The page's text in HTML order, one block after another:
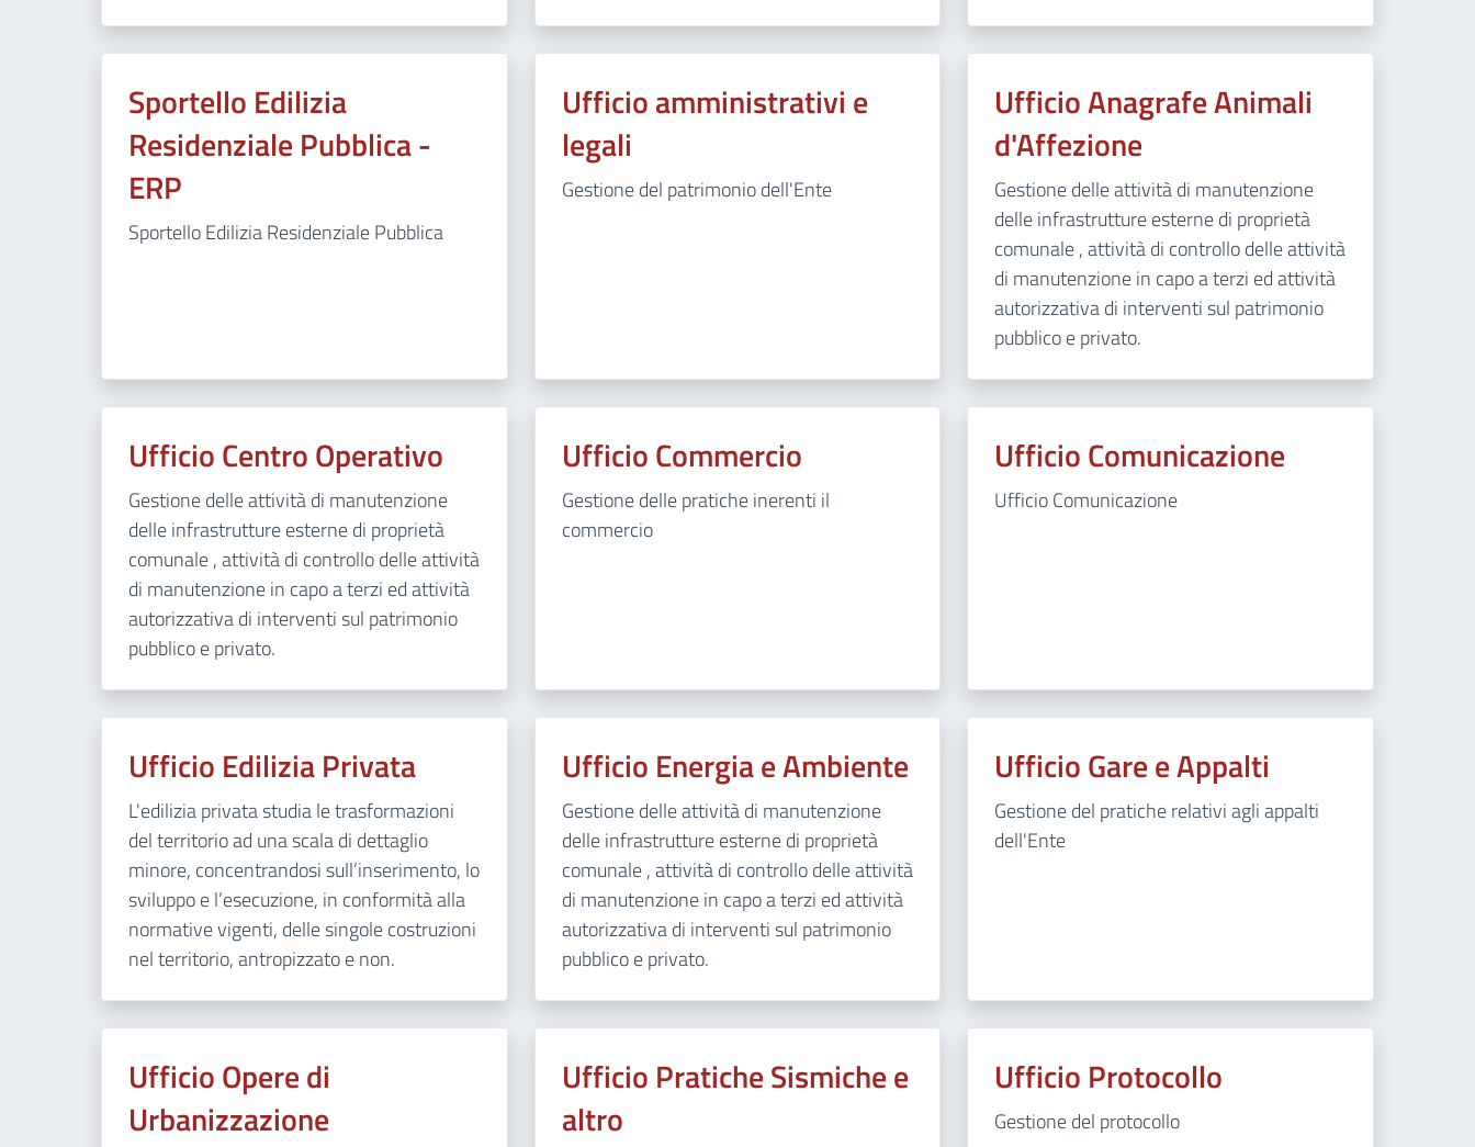
Sportello Edilizia
Residenziale Pubblica -
ERP
Sportello Edilizia Residenziale Pubblica
Ufficio amministrativi e
legali
Gestione del patrimonio dell'Ente
Ufficio Anagrafe Animali
d'Affezione
Gestione delle attività di manutenzione
delle infrastrutture esterne di proprietà
comunale , attività di controllo delle attività
di manutenzione in capo a terzi ed attività
autorizzativa di interventi sul patrimonio
pubblico e privato.
Ufficio Centro Operativo
Gestione delle attività di manutenzione
delle infrastrutture esterne di proprietà
comunale , attività di controllo delle attività
di manutenzione in capo a terzi ed attività
autorizzativa di interventi sul patrimonio
pubblico e privato.
Ufficio Commercio
Gestione delle pratiche inerenti il
commercio
Ufficio Comunicazione
Ufficio Comunicazione
Ufficio Edilizia Privata
L'edilizia privata studia le trasformazioni
del territorio ad una scala di dettaglio
minore, concentrandosi sull’inserimento, lo
sviluppo e l’esecuzione, in conformità alla
normative vigenti, delle singole costruzioni
nel territorio, antropizzato e non.
Ufficio Energia e Ambiente
Gestione delle attività di manutenzione
delle infrastrutture esterne di proprietà
comunale , attività di controllo delle attività
di manutenzione in capo a terzi ed attività
autorizzativa di interventi sul patrimonio
pubblico e privato.
Ufficio Gare e Appalti
Gestione del pratiche relativi agli appalti
dell'Ente
Ufficio Opere di
Urbanizzazione
Ufficio Pratiche Sismiche e
altro
Ufficio Protocollo
Gestione del protocollo